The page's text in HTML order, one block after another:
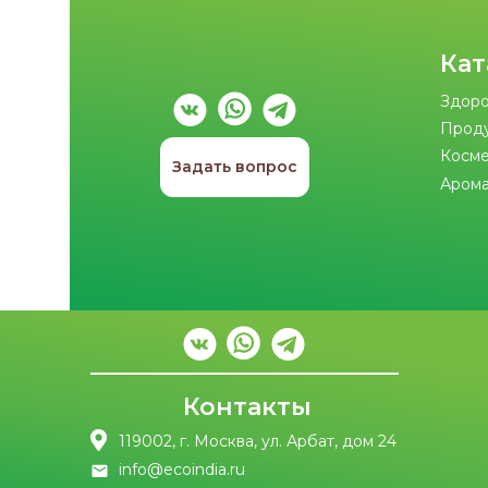
Задать вопрос
Контакты
119002, г. Москва, ул. Арбат, дом 24
info@ecoindia.ru